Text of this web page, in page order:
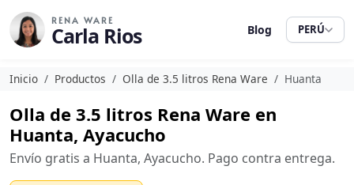
RENA WARE
Carla Rios Blog PERÚ
Inicio Productos Olla de 3.5 litros Rena Ware Huanta
Olla de 3.5 litros Rena Ware en
Huanta, Ayacucho
Envío gratis a Huanta, Ayacucho. Pago contra entrega.